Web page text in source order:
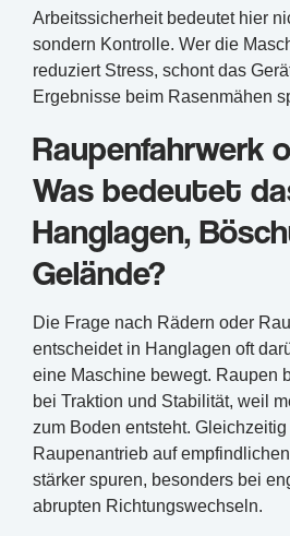
Arbeitssicherheit bedeutet hier
sondern Kontrolle. Wer die
reduziert Stress, schont das
Ergebnisse beim Rasenmähen
Raupenfahrwerk
Was bedeutet
Hanglagen,
Gelände?
Die Frage nach Rädern oder
entscheidet in Hanglagen oft
eine Maschine bewegt. Raupen
bei Traktion und Stabilität, weil
zum Boden entsteht.
Raupenantrieb auf
stärker spuren, besonders bei
abrupten Richtungswechseln.